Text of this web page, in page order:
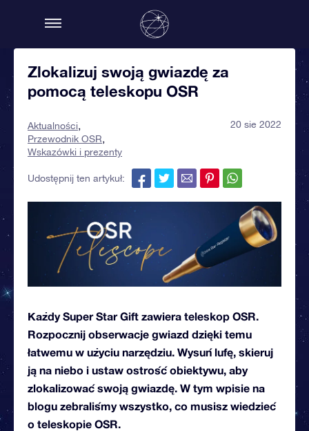
Zlokalizuj swoją gwiazdę za
pomocą teleskopu OSR
Aktualności
Przewodnik OSR
Wskazówki i prezenty
20 sie 2022
Udostępnij ten artykuł:
Każdy Super Star Gift zawiera teleskop OSR.
Rozpocznij obserwacje gwiazd dzięki temu
łatwemu w użyciu narzędziu. Wysuń lufę, skieruj
ją na niebo i ustaw ostrość obiektywu, aby
zlokalizować swoją gwiazdę. W tym wpisie na
blogu zebraliśmy wszystko, co musisz wiedzieć
o teleskopie OSR.